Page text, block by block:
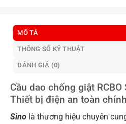
MÔ TẢ
THÔNG SỐ KỸ THUẬT
ĐÁNH GIÁ (0)
Cầu dao chống giật
Thiết bị điện an toàn
Sinolà thương hiệu chuyên